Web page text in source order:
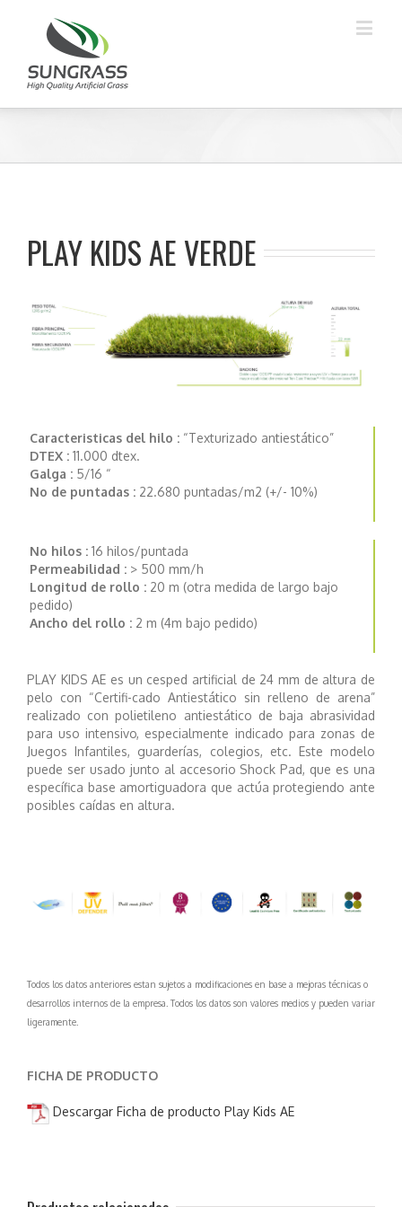
PLAY KIDS AE VERDE
Caracteristicas del hilo : “Texturizado antiestático”
DTEX : 11.000 dtex.
Galga : 5/16 “
No de puntadas : 22.680 puntadas/m2 (+/- 10%)
No hilos : 16 hilos/puntada
Permeabilidad : > 500 mm/h
Longitud de rollo : 20 m (otra medida de largo bajo
pedido)
Ancho del rollo : 2 m (4m bajo pedido)
PLAY KIDS AE es un cesped artificial de 24 mm de altura de
pelo con “Certifi-cado Antiestático sin relleno de arena”
realizado con polietileno antiestático de baja abrasividad
para uso intensivo, especialmente indicado para zonas de
Juegos Infantiles, guarderías, colegios, etc. Este modelo
puede ser usado junto al accesorio Shock Pad, que es una
específica base amortiguadora que actúa protegiendo ante
posibles caídas en altura.
Todos los datos anteriores estan sujetos a modificaciones en base a mejoras técnicas o
desarrollos internos de la empresa. Todos los datos son valores medios y pueden variar
ligeramente.
FICHA DE PRODUCTO
Descargar Ficha de producto Play Kids AE